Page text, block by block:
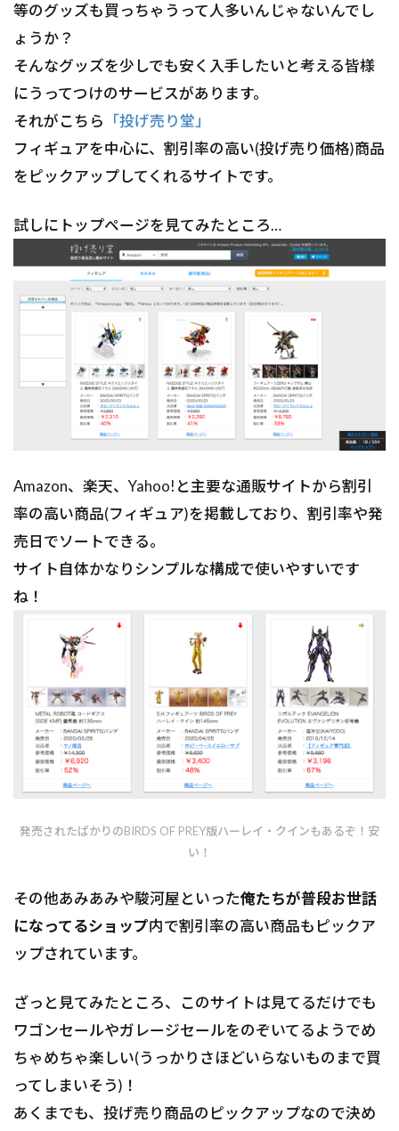
等のグッズも買っちゃうって人多いんじゃないんでし
ょうか？
そんなグッズを少しでも安く入手したいと考える皆様
にうってつけのサービスがあります。
それがこちら 「投げ売り堂」
フィギュアを中心に、割引率の高い(投げ売り価格)商品
をピックアップしてくれるサイトです。
試しにトップページを見てみたところ…
Amazon、楽天、Yahoo!と主要な通販サイトから割引
率の高い商品(フィギュア)を掲載しており、割引率や発
売日でソートできる。
サイト自体かなりシンプルな構成で使いやすいです
ね！
発売されたばかりのBIRDS OF PREY版ハーレイ・クインもあるぞ！安
い！
その他あみあみや駿河屋といった俺たちが普段お世話
になってるショップ内で割引率の高い商品もピックア
ップされています。
ざっと見てみたところ、このサイトは見てるだけでも
ワゴンセールやガレージセールをのぞいてるようでめ
ちゃめちゃ楽しい(うっかりさほどいらないものまで買
ってしまいそう)！
あくまでも、投げ売り商品のピックアップなので決め